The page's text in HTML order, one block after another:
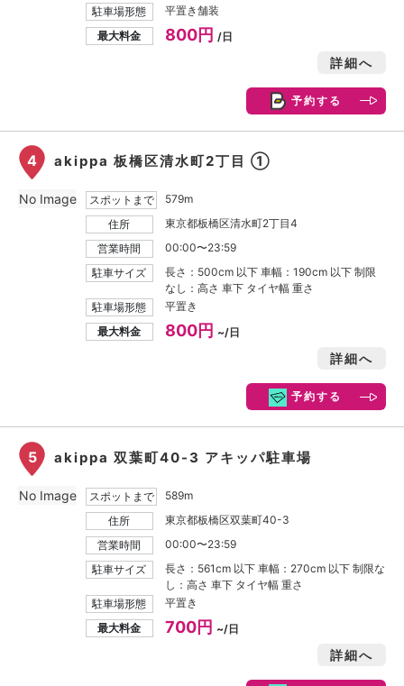
駐車場形態
平置き舗装
最大料金
800円 /日
詳細へ
予約する
4 akippa 板橋区清水町2丁目 ①
スポットまで
579m
住所
東京都板橋区清水町2丁目4
営業時間
00:00〜23:59
駐車サイズ
長さ：500cm 以下 車幅：190cm 以下 制限
なし：高さ 車下 タイヤ幅 重さ
駐車場形態
平置き
最大料金
800円 ~/日
詳細へ
予約する
No Image
5 akippa 双葉町40-3 アキッパ駐車場
スポットまで
589m
住所
東京都板橋区双葉町40-3
営業時間
00:00〜23:59
駐車サイズ
長さ：561cm 以下 車幅：270cm 以下 制限な
し：高さ 車下 タイヤ幅 重さ
駐車場形態
平置き
最大料金
700円 ~/日
詳細へ
No Image